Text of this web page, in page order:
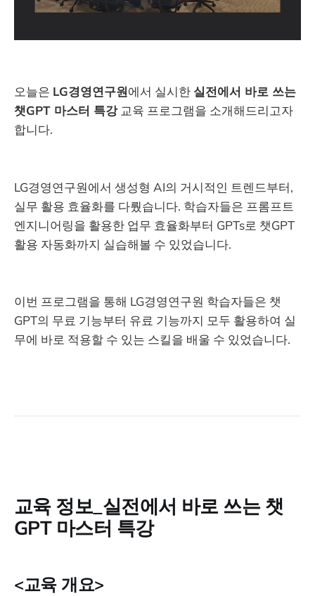
오늘은 LG경영연구원에서 실시한 실전에서 바로 쓰는
챗GPT 마스터 특강교육 프로그램을 소개해드리고자
합니다.
LG경영연구원에서 생성형 AI의 거시적인 트렌드부터,
실무 활용 효율화를 다뤘습니다. 학습자들은 프롬프트
엔지니어링을 활용한 업무 효율화부터 GPTs로 챗GPT
활용 자동화까지 실습해볼 수 있었습니다.
이번 프로그램을 통해 LG경영연구원 학습자들은 챗
GPT의 무료 기능부터 유료 기능까지 모두 활용하여 실
무에 바로 적용할 수 있는 스킬을 배울 수 있었습니다.
교육 정보_실전에서 바로 쓰는 챗
GPT 마스터 특강
<교육 개요>